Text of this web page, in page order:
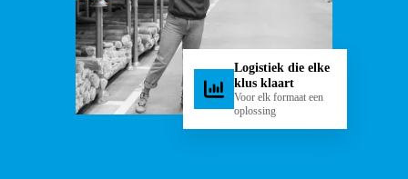
Logistiek die elke
klus klaart
Voor elk formaat een
oplossing